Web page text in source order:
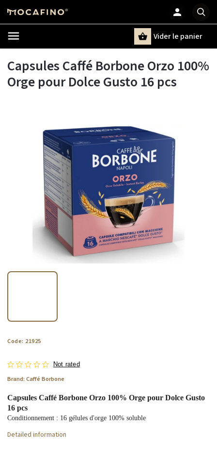
Chercher
Vider le panier
Capsules Caffé Borbone Orzo 100%
Orge pour Dolce Gusto 16 pcs
Code: 21925
Not rated
Brand: Caffé Borbone
Capsules Caffé Borbone Orzo 100% Orge pour Dolce Gusto
16 pcs
Conditionnement : 16 gélules d'orge 100% soluble
Detailed information